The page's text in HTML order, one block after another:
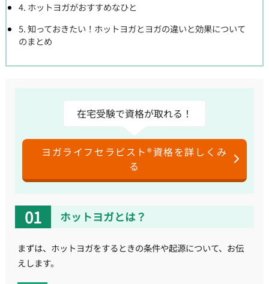
4. ホットヨガがおすすめなひと
5. 知っておきたい！ホットヨガとヨガの違いと効果について
のまとめ
在宅受験で資格が取れる！
ヨガライフセラピスト®資格を詳しくみ
る
ホットヨガとは？
まずは、ホットヨガをするときの条件や起源について、お伝
えします。